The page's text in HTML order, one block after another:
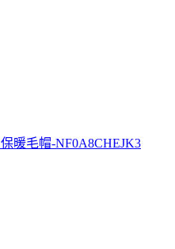
暖毛帽-NF0A8CHEJK3